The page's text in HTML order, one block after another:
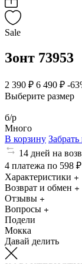
Sale
Зонт 73953
2 390 ₽ 6 490 ₽ -
Выберите размер
б/р
Много
В корзину
14 дней на
4 платежа по 598 ₽
Характеристики
Возврат и обмен
Отзывы
Вопросы
Подели
Мокка
Давай делить